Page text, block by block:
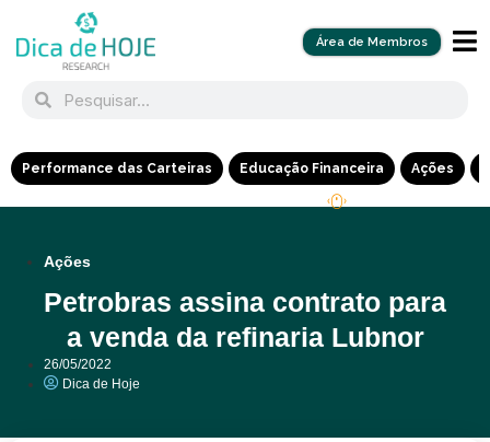
Área de Membros
Performance das Carteiras Educação Financeira Ações
Ações
Petrobras assina contrato para
a venda da refinaria Lubnor
26/05/2022
Dica de Hoje